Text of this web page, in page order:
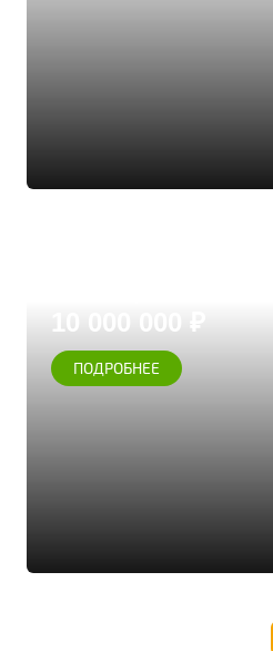
Софринские
10 000 000 ₽
ПОДРОБНЕЕ